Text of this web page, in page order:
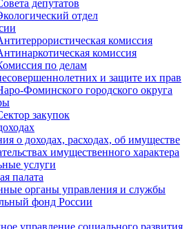
депутатов
отдел
комиссия
комиссия
по делам
и защите их прав
Фоминского городского округа
закупок
о доходах, расходах, об имуществе
имущественного характера
услуги
палата
органы управления и службы
фонд России
управление социального развития